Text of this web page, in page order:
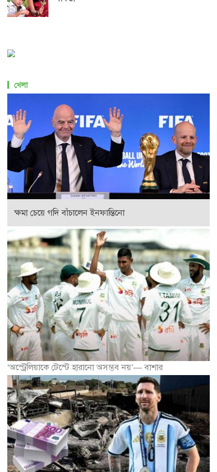
খেলা
ক্ষমা চেয়ে গদি বাঁচালেন ইনফান্তিনো
‘অস্ট্রেলিয়াকে টেস্টে হারানো অসম্ভব নয়’— বাশার